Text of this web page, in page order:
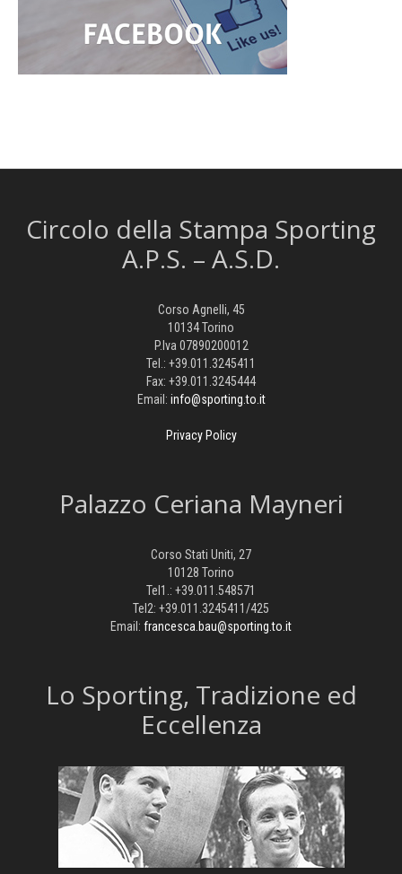
Circolo della Stampa Sporting
A.P.S. – A.S.D.
Corso Agnelli, 45
10134 Torino
P.Iva 07890200012
Tel.: +39.011.3245411
Fax: +39.011.3245444
Email: info@sporting.to.it
Privacy Policy
Palazzo Ceriana Mayneri
Corso Stati Uniti, 27
10128 Torino
Tel1.: +39.011.548571
Tel2: +39.011.3245411/425
Email: francesca.bau@sporting.to.it
​Lo Sporting, Tradizione ed
Eccellenza